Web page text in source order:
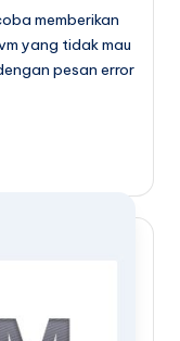
memberikan
yang tidak mau
pesan error